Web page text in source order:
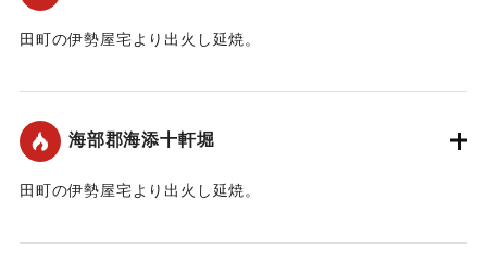
田町の伊勢屋宅より出火し延焼。
｜固有コード:00109006
海部郡海添十軒堀
田町の伊勢屋宅より出火し延焼。
｜固有コード:00109007